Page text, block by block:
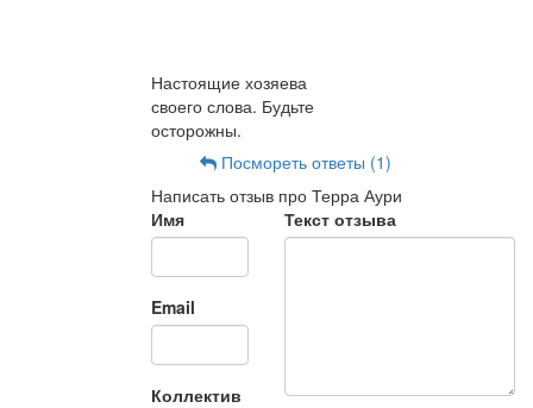
Настоящие хозяева
своего слова. Будьте
осторожны.
Посмореть ответы (1)
Написать отзыв про Терра Аури
Имя
Email
Коллектив
Текст отзыва